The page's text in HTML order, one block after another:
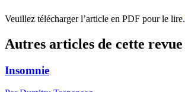
Veuillez télécharger l’article en PDF pour le lire.
Autres articles de cette revue
Insomnie